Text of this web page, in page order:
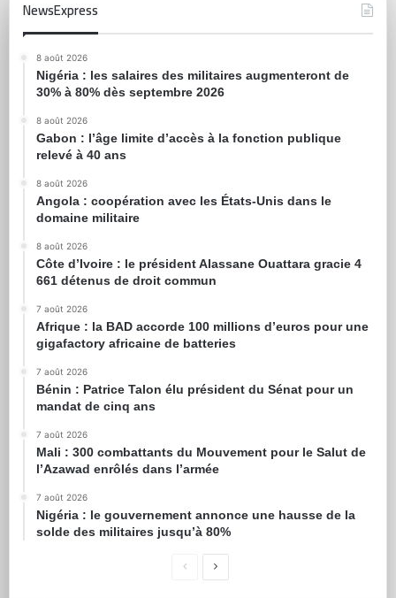
NewsExpress
8 août 2026
Nigéria : les salaires des militaires augmenteront de
30% à 80% dès septembre 2026
8 août 2026
Gabon : l’âge limite d’accès à la fonction publique
relevé à 40 ans
8 août 2026
Angola : coopération avec les États-Unis dans le
domaine militaire
8 août 2026
Côte d’Ivoire : le président Alassane Ouattara gracie 4
661 détenus de droit commun
7 août 2026
Afrique : la BAD accorde 100 millions d’euros pour une
gigafactory africaine de batteries
7 août 2026
Bénin : Patrice Talon élu président du Sénat pour un
mandat de cinq ans
7 août 2026
Mali : 300 combattants du Mouvement pour le Salut de
l’Azawad enrôlés dans l’armée
7 août 2026
Nigéria : le gouvernement annonce une hausse de la
solde des militaires jusqu’à 80%